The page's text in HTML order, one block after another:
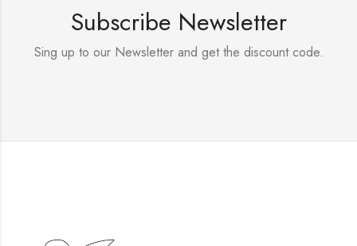
Subscribe Newsletter
Sing up to our Newsletter and get the discount code.